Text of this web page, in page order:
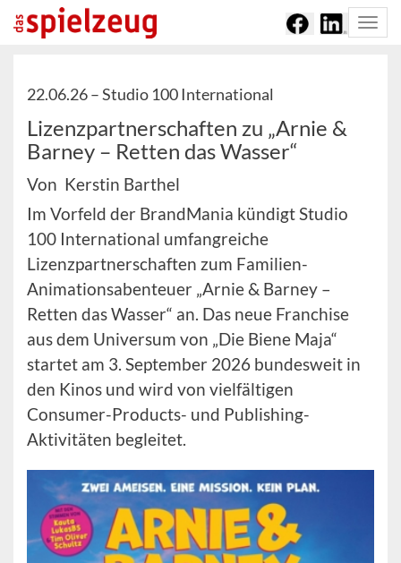
22.06.26 –Studio 100 International
Lizenzpartnerschaften zu „Arnie &
Barney – Retten das Wasser“
Von Kerstin Barthel
Im Vorfeld der BrandMania kündigt Studio
100 International umfangreiche
Lizenzpartnerschaften zum Familien-
Animationsabenteuer „Arnie & Barney –
Retten das Wasser“ an. Das neue Franchise
aus dem Universum von „Die Biene Maja“
startet am 3. September 2026 bundesweit in
den Kinos und wird von vielfältigen
Consumer-Products- und Publishing-
Aktivitäten begleitet.